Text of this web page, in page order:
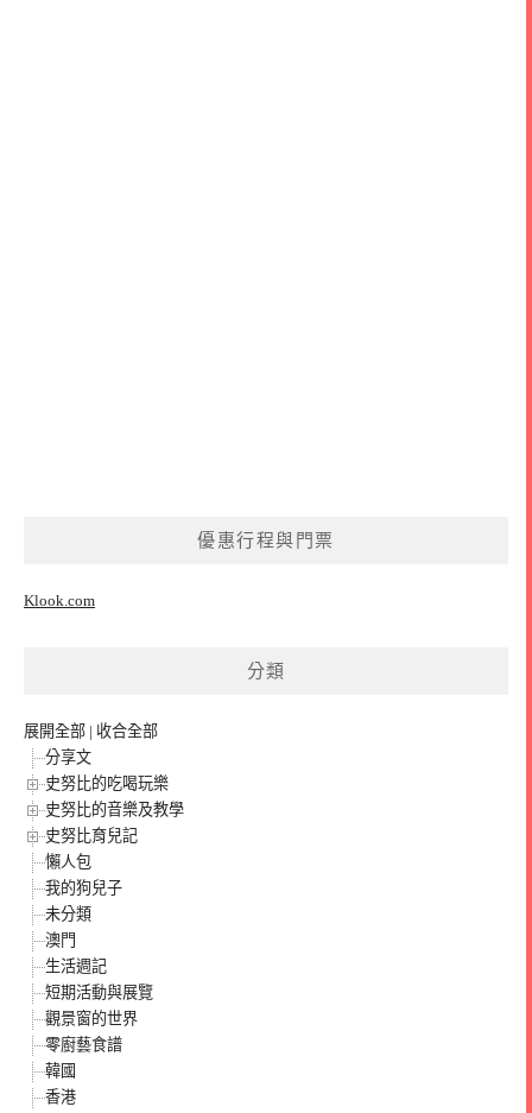
優惠行程與門票
Klook.com
分類
展開全部 | 收合全部
分享文
史努比的吃喝玩樂
史努比的音樂及教學
史努比育兒記
懶人包
我的狗兒子
未分類
澳門
生活週記
短期活動與展覽
觀景窗的世界
零廚藝食譜
韓國
香港